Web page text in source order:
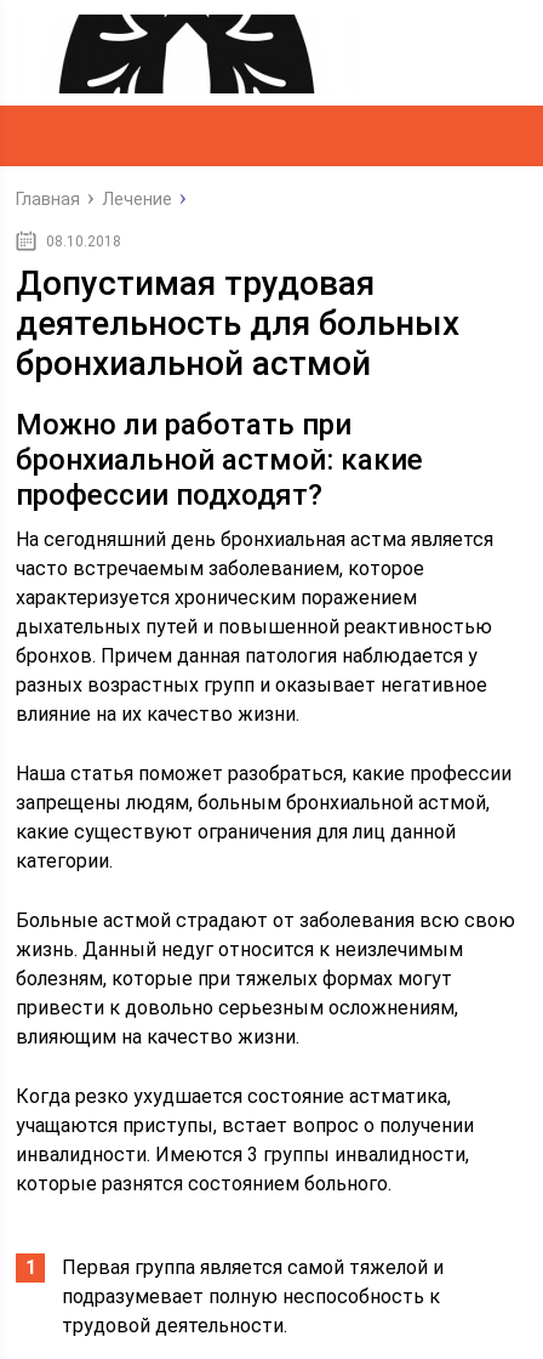
Главная Лечение
08.10.2018
Допустимая трудовая
деятельность для больных
бронхиальной астмой
Можно ли работать при
бронхиальной астмой: какие
профессии подходят?
На сегодняшний день бронхиальная астма является
часто встречаемым заболеванием, которое
характеризуется хроническим поражением
дыхательных путей и повышенной реактивностью
бронхов. Причем данная патология наблюдается у
разных возрастных групп и оказывает негативное
влияние на их качество жизни.
Наша статья поможет разобраться, какие профессии
запрещены людям, больным бронхиальной астмой,
какие существуют ограничения для лиц данной
категории.
Больные астмой страдают от заболевания всю свою
жизнь. Данный недуг относится к неизлечимым
болезням, которые при тяжелых формах могут
привести к довольно серьезным осложнениям,
влияющим на качество жизни.
Когда резко ухудшается состояние астматика,
учащаются приступы, встает вопрос о получении
инвалидности. Имеются 3 группы инвалидности,
которые разнятся состоянием больного.
Первая группа является самой тяжелой и
подразумевает полную неспособность к
трудовой деятельности.